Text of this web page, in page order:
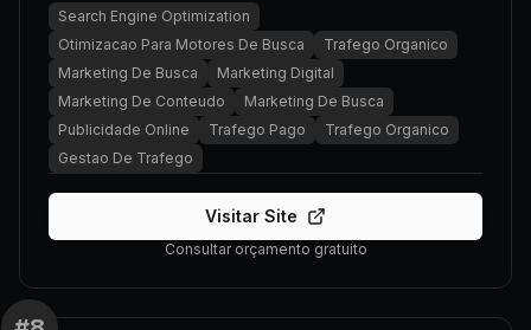
Search Engine Optimization
Otimizacao Para Motores De Busca
Trafego Organico
Marketing De Busca
Marketing Digital
Marketing De Conteudo
Marketing De Busca
Publicidade Online
Trafego Pago
Trafego Organico
Gestao De Trafego
Visitar Site
Consultar orçamento gratuito